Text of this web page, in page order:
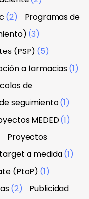
(2)
Programas de
(3)
(PSP) (5)
a farmacias(1)
de
seguimiento(1)
MEDED(1)
Proyectos
a medida(1)
(PtoP) (1)
(2) Publicidad